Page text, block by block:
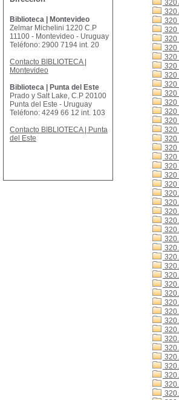
320
320
320
320
320
320
320
320
320
320
320
320
320
320
320
320
320
320
320
320
320
Biblioteca | Montevideo
Zelmar Michelini 1220 C.P
11100 - Montevideo - Uruguay
Teléfono: 2900 7194 int. 20
Contacto BIBLIOTECA |
Montevideo
Biblioteca | Punta del Este
Prado y Salt Lake, C.P 20100
Punta del Este - Uruguay
Teléfono: 4249 66 12 int. 103
Contacto BIBLIOTECA | Punta
del Este